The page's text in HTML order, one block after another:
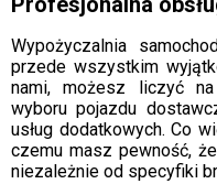
Wypożyczalnia
przede wszystkim
nami, możesz liczyć
wyboru pojazdu
usług dodatkowych. Co
czemu masz pewność,
niezależnie od specyfiki